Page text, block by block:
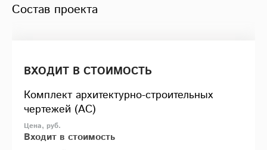
Состав проекта
ВХОДИТ В СТОИМОСТЬ
Комплект архитектурно-строительных
чертежей (АС)
Входит в стоимость